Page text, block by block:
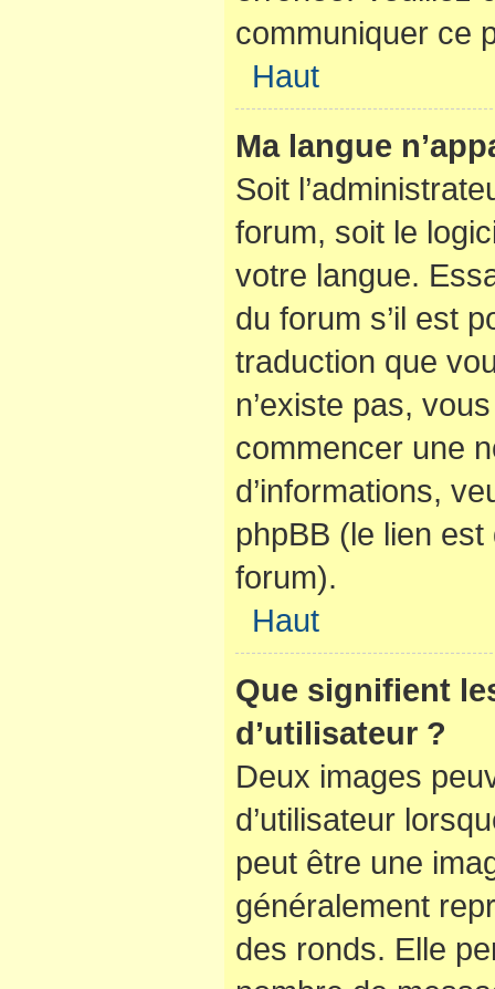
communiquer ce
Haut
Ma langue
Soit
forum, soit le
votre langue.
du forum s’il est
traduction que
n’existe pas,
commencer une
d’informations,
phpBB (le lien
forum).
Haut
Que signifient
d’utilisateur ?
Deux images
d’utilisateur
peut être une
généralement
des ronds. Elle